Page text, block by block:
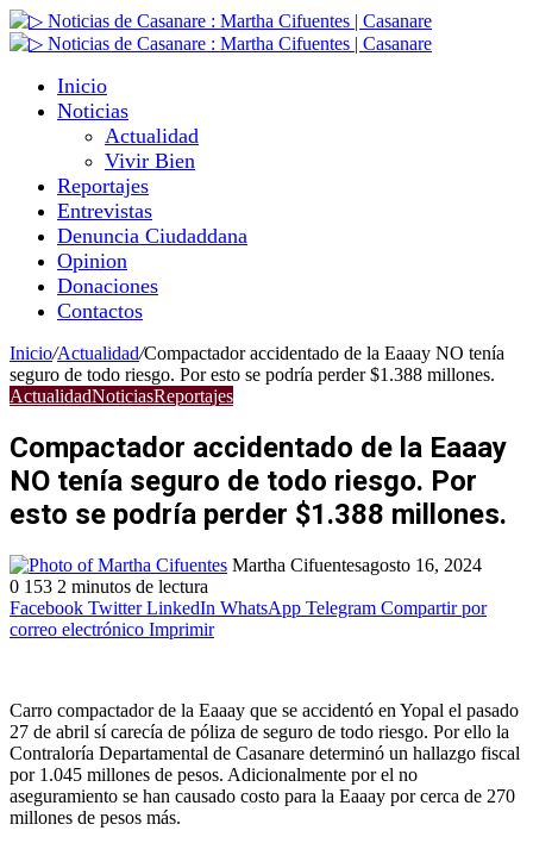
Inicio
Noticias
Actualidad
Vivir Bien
Reportajes
Entrevistas
Denuncia Ciudaddana
Opinion
Donaciones
Contactos
Inicio/Actualidad/Compactador accidentado de la Eaaay NO tenía
seguro de todo riesgo. Por esto se podría perder $1.388 millones.
ActualidadNoticiasReportajes
Compactador accidentado de la Eaaay
NO tenía seguro de todo riesgo. Por
esto se podría perder $1.388 millones.
Martha Cifuentesagosto 16, 2024
0 153 2 minutos de lectura
Facebook Twitter LinkedIn WhatsApp Telegram Compartir por
correo electrónico Imprimir
Carro compactador de la Eaaay que se accidentó en Yopal el pasado
27 de abril sí carecía de póliza de seguro de todo riesgo. Por ello la
Contraloría Departamental de Casanare determinó un hallazgo fiscal
por 1.045 millones de pesos. Adicionalmente por el no
aseguramiento se han causado costo para la Eaaay por cerca de 270
millones de pesos más.